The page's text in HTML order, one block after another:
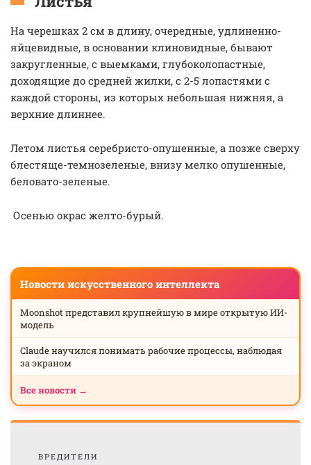
На черешках 2 см в длину, очередные, удлиненно-
яйцевидные, в основании клиновидные, бывают
закругленные, с выемками, глубоколопастные,
доходящие до средней жилки, с 2-5 лопастями с
каждой стороны, из которых небольшая нижняя, а
верхние длиннее.
Летом листья серебристо-опушенные, а позже сверху
блестяще-темнозеленые, внизу мелко опушенные,
беловато-зеленые.
Осенью окрас желто-бурый.
Новости искусственного интеллекта
Moonshot представил крупнейшую в мире открытую ИИ-
модель
Claude научился понимать рабочие процессы, наблюдая
за экраном
Все новости →
ВРЕДИТЕЛИ